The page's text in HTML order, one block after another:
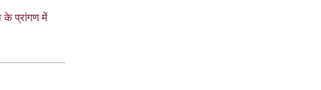
के प्रांगण में